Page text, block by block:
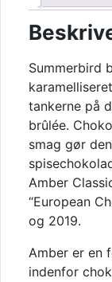
Summerbird
tankerne på
brûlée.
smag gør
Amber
“European
og 2019.
Amber er en
indenfor